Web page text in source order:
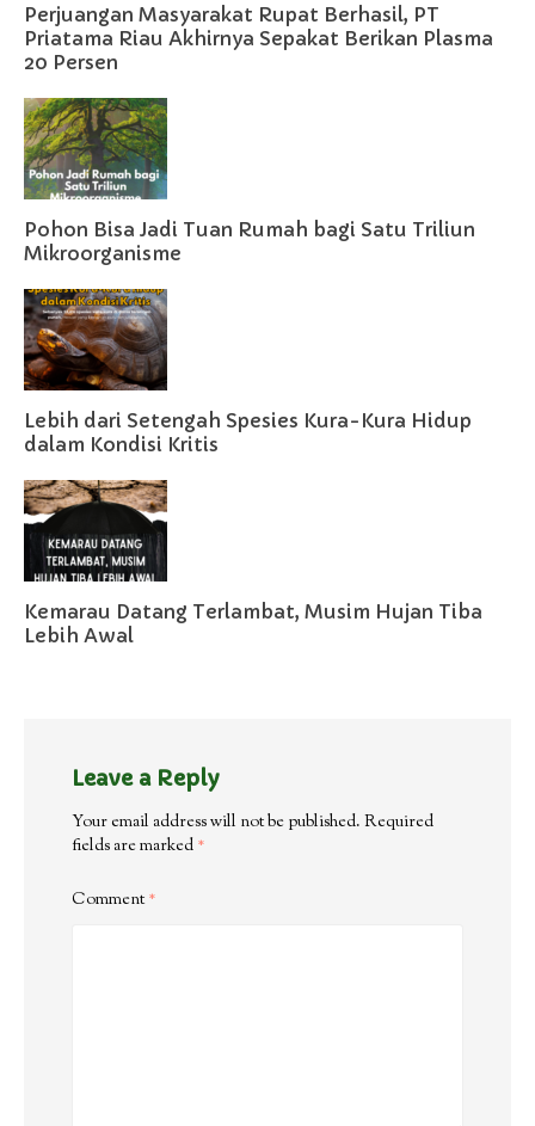
Perjuangan Masyarakat Rupat Berhasil, PT
Priatama Riau Akhirnya Sepakat Berikan Plasma
20 Persen
Pohon Bisa Jadi Tuan Rumah bagi Satu Triliun
Mikroorganisme
Lebih dari Setengah Spesies Kura-Kura Hidup
dalam Kondisi Kritis
Kemarau Datang Terlambat, Musim Hujan Tiba
Lebih Awal
Leave a Reply
Your email address will not be published. Required
fields are marked *
Comment*